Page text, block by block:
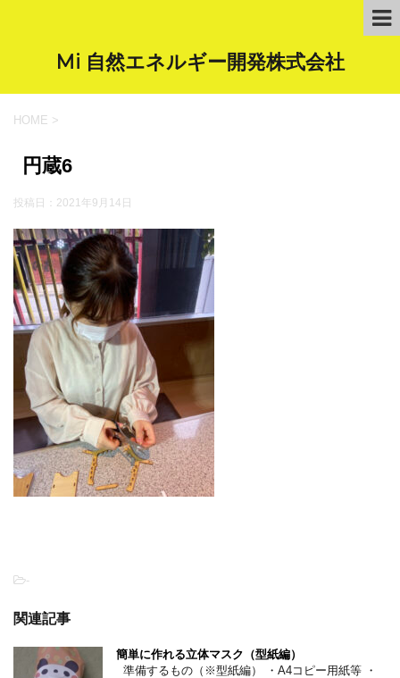
Mi 自然エネルギー開発株式会社
HOME >
円蔵6
投稿日： 2021年9月14日
-
関連記事
簡単に作れる立体マスク（型紙編）
準備するもの（※型紙編） ・A4コピー用紙等 ・